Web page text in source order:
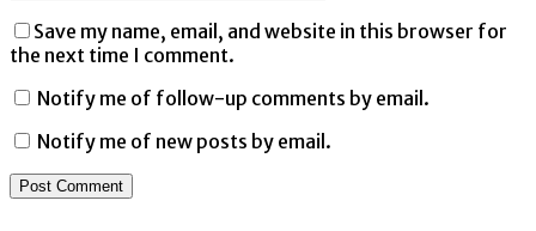
Save my name, email, and website in this browser for
the next time I comment.
Notify me of follow-up comments by email.
Notify me of new posts by email.